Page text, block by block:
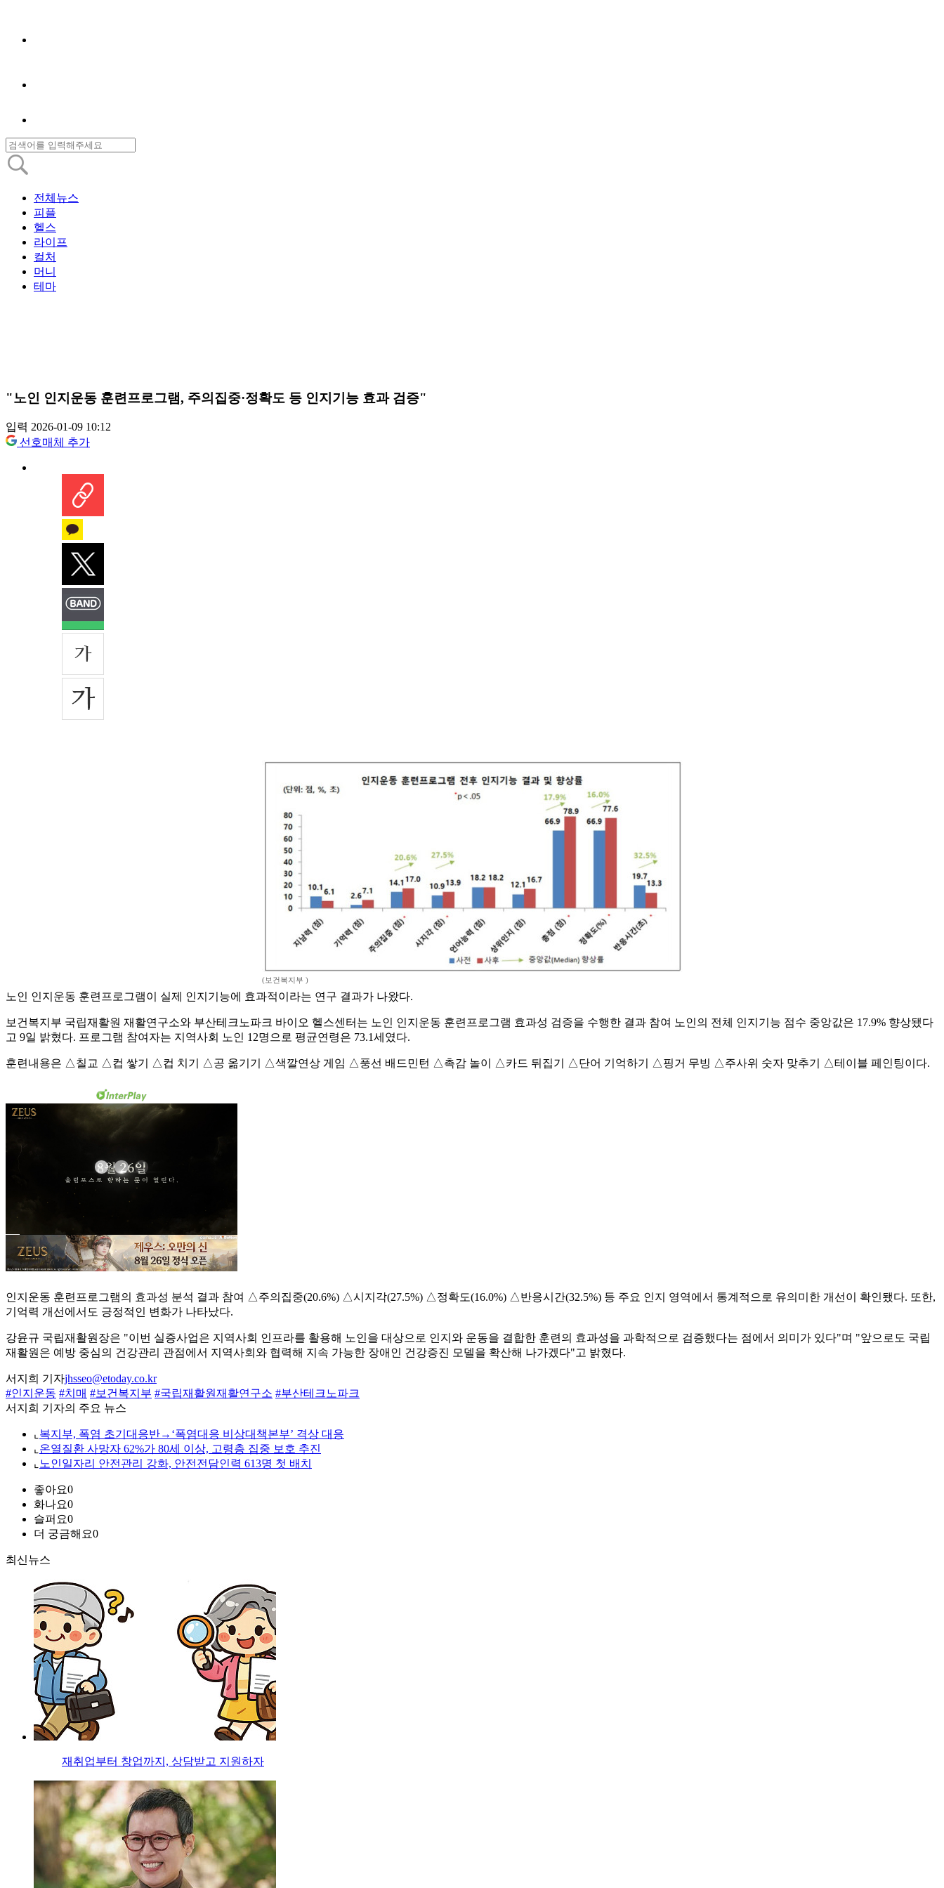
전체뉴스
피플
헬스
라이프
컬처
머니
테마
"노인 인지운동 훈련프로그램, 주의집중·정확도 등 인지기능 효과 검증"
입력 2026-01-09 10:12
선호매체 추가
(보건복지부 )
노인 인지운동 훈련프로그램이 실제 인지기능에 효과적이라는 연구 결과가 나왔다.
보건복지부 국립재활원 재활연구소와 부산테크노파크 바이오 헬스센터는 노인 인지운동 훈련프로그램 효과성 검증을 수행한 결과 참여 노인의 전체 인지기능 점수 중앙값은 17.9% 향상됐다
고 9일 밝혔다. 프로그램 참여자는 지역사회 노인 12명으로 평균연령은 73.1세였다.
훈련내용은 △칠교 △컵 쌓기 △컵 치기 △공 옮기기 △색깔연상 게임 △풍선 배드민턴 △촉감 놀이 △카드 뒤집기 △단어 기억하기 △핑거 무빙 △주사위 숫자 맞추기 △테이블 페인팅이다.
인지운동 훈련프로그램의 효과성 분석 결과 참여 △주의집중(20.6%) △시지각(27.5%) △정확도(16.0%) △반응시간(32.5%) 등 주요 인지 영역에서 통계적으로 유의미한 개선이 확인됐다. 또한,
기억력 개선에서도 긍정적인 변화가 나타났다.
강윤규 국립재활원장은 "이번 실증사업은 지역사회 인프라를 활용해 노인을 대상으로 인지와 운동을 결합한 훈련의 효과성을 과학적으로 검증했다는 점에서 의미가 있다"며 "앞으로도 국립
재활원은 예방 중심의 건강관리 관점에서 지역사회와 협력해 지속 가능한 장애인 건강증진 모델을 확산해 나가겠다"고 밝혔다.
서지희 기자jhsseo@etoday.co.kr
#인지운동 #치매 #보건복지부 #국립재활원재활연구소 #부산테크노파크
서지희 기자의 주요 뉴스
⌞ 복지부, 폭염 초기대응반→‘폭염대응 비상대책본부’ 격상 대응
⌞ 온열질환 사망자 62%가 80세 이상, 고령층 집중 보호 추진
⌞ 노인일자리 안전관리 강화, 안전전담인력 613명 첫 배치
좋아요0
화나요0
슬퍼요0
더 궁금해요0
최신뉴스
재취업부터 창업까지, 상담받고 지원하자